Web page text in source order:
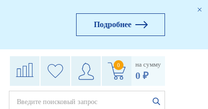
Подробнее
0 на сумму
0 ₽